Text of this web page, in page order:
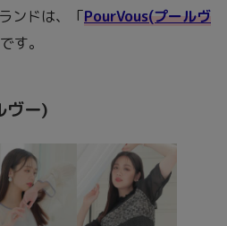
ンドは、「PourVous(プールヴ
す。
ヴー)